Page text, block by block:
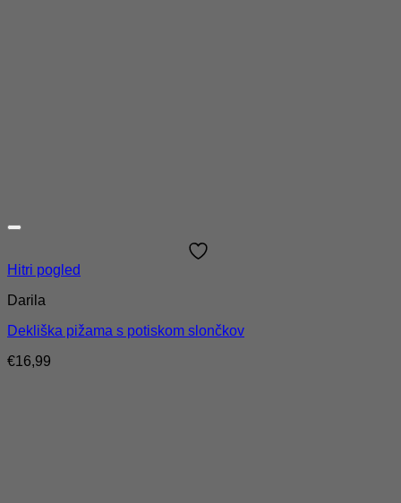
Hitri pogled
Darila
Dekliška pižama s potiskom slončkov
€16,99